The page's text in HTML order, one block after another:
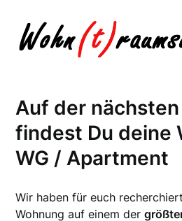
content
Auf der
findest Du deine
WG / Apartment
Wir haben für euch
Wohnung auf einem der